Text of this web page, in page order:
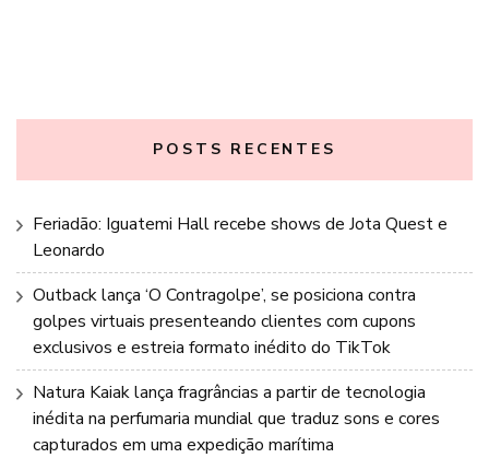
POSTS RECENTES
Feriadão: Iguatemi Hall recebe shows de Jota Quest e
Leonardo
Outback lança ‘O Contragolpe’, se posiciona contra
golpes virtuais presenteando clientes com cupons
exclusivos e estreia formato inédito do TikTok
Natura Kaiak lança fragrâncias a partir de tecnologia
inédita na perfumaria mundial que traduz sons e cores
capturados em uma expedição marítima